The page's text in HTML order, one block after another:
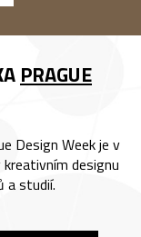
PRAGUE
Design Week je v
designu
a studií.